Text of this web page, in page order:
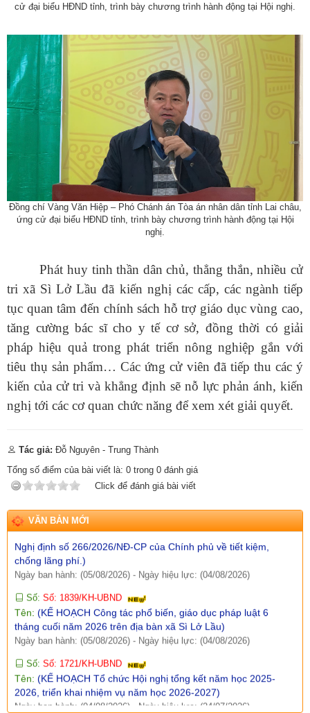
cử đại biểu HĐND tỉnh, trình bày chương trình hành động tại Hội nghị.
Đồng chí Vàng Văn Hiệp – Phó Chánh án Tòa án nhân dân tỉnh Lai châu,
ứng cử đại biểu HĐND tỉnh, trình bày chương trình hành động tại Hội
nghị.
Phát huy tinh thần dân chủ, thẳng thắn, nhiều cử
tri xã Sì Lở Lầu đã kiến nghị các cấp, các ngành tiếp
tục quan tâm đến chính sách hỗ trợ giáo dục vùng cao,
tăng cường bác sĩ cho y tế cơ sở, đồng thời có giải
pháp hiệu quả trong phát triển nông nghiệp gắn với
tiêu thụ sản phẩm… Các ứng cử viên đã tiếp thu các ý
kiến của cử tri và khẳng định sẽ nỗ lực phản ánh, kiến
nghị tới các cơ quan chức năng để xem xét giải quyết.
Tác giả: Đỗ Nguyên - Trung Thành
Tổng số điểm của bài viết là: 0 trong 0 đánh giá
Click để đánh giá bài viết
VĂN BẢN MỚI
động của Trang thông tin điện tử xã Sì Lở Lầu)
Ngày ban hành: (06/08/2026) - Ngày hiệu lực: (05/08/2026)
Tên:(KẾ HOẠCH Truyền thông hưởng ứng Tuần lễ Thế giới
Nuôi con bằng sữa mẹ năm 2026)
Ngày ban hành: (05/08/2026) - Ngày hiệu lực: (05/08/2026)
Số:Số:1840 /UBND-KT
Tên:
(V/v rà soát đối tượng để thực hiện chính sách về đất đai
quy định tại Điều 16 và khoản 3 Điều 124 Luật Đất đai)
Ngày ban hành: (05/08/2026) -Ngày hiệu lực: (04/08/2026)
Tên: (Mời dự Hội nghị Báo cáo viên cấp tỉnh thá)
Số:Số: 1836/UBND-VP
Nghị định số 266/2026/NĐ-CP của Chính phủ về tiết kiệm,
chống lãng phí.)
Ngày ban hành: (05/08/2026) Ngày hiệu lực: (04/08/2026)
Số: Số: 1839/KH-UBND
Tên: (KẾ HOẠCH Công tác phổ biến, giáo dục pháp luật 6
tháng cuối năm 2026 trên địa bàn xã Sì Lở Lầu)
Ngày ban hành: (05/08/2026) -Ngày hiệu lực: (04/08/2026)
Số:Số: 1721/KH-UBND
Tên: (KẾ HOẠCH Tổ chức Hội nghị tổng kết năm học 2025-
2026, triển khai nhiệm vụ năm học 2026-2027)
Ngày ban hành: (04/08/2026) -Ngày hiệu lực: (24/07/2026)
Số:Số: 1805/KH-UBND
Tên:(KẾ HOẠCH Thực hiện cao điểm tuyên truyền, vận động